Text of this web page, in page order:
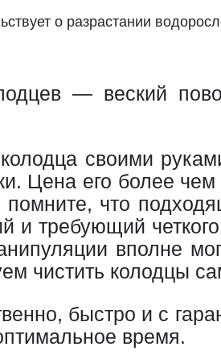
о разрастании
— веский
своими
Цена его более
что
и требующий
вполне
чистить колодцы
быстро и с
время.